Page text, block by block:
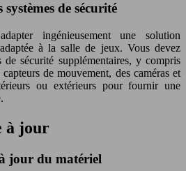
de sécurité
ingénieusement une solution
à la salle de jeux. Vous devez
de sécurité supplémentaires, y compris
capteurs de mouvement, des caméras et
ou extérieurs pour fournir une
à jour
jour du matériel